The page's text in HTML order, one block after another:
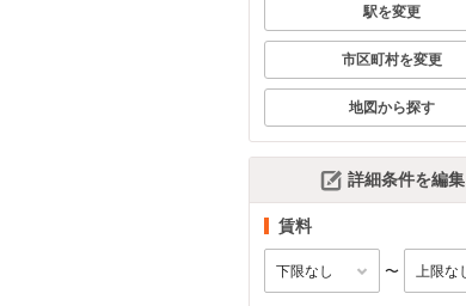
駅を変更
市区町村を変更
地図から探す
詳細条件を編集
賃料
〜